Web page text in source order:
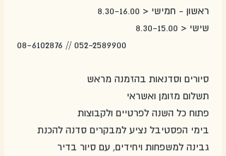
ראשון - חמישי < 8.30-16.00
שישי < 8.30-15.00
08-6102876 // 052-2589900
סיורים וסדנאות בהזמנה מראש
תשלום מזומן ואשראי
פתוח כל השנה לפרטיים ולקבוצות
בימי הפסטיבל נציע למבקרים סדנה להכנת
גבינה למשפחות ויחידים, עם סיור בדיר